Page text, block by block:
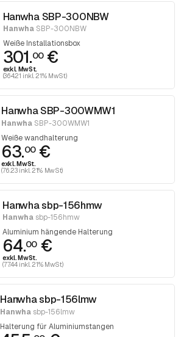
Hanwha SBP-300NBW
HanwhaSBP-300NBW
Weiße Installationsbox
301.00€
exkl. MwSt.
(364.21 inkl. 21% MwSt)
Hanwha SBP-300WMW1
Hanwha SBP-300WMW1
Weiße wandhalterung
63.00€
exkl. MwSt.
(76.23 inkl. 21% MwSt)
Hanwha sbp-156hmw
Hanwha sbp-156hmw
Aluminium hängende Halterung
64.00€
exkl. MwSt.
(77.44 inkl. 21% MwSt)
Hanwha sbp-156lmw
Hanwha sbp-156lmw
Halterung für Aluminiumstangen